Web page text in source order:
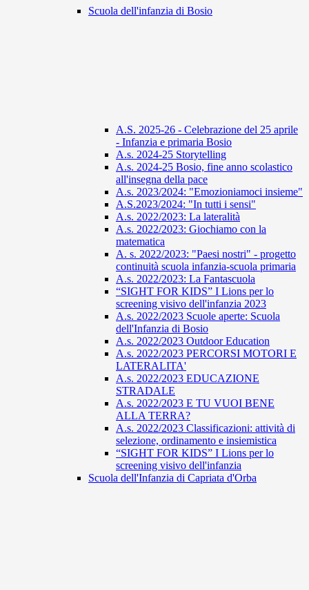
Scuola dell'infanzia di Bosio
A.S. 2025-26 - Celebrazione del 25 aprile
- Infanzia e primaria Bosio
A.s. 2024-25 Storytelling
A.s. 2024-25 Bosio, fine anno scolastico
all'insegna della pace
A.s. 2023/2024: "Emozioniamoci insieme"
A.S.2023/2024: "In tutti i sensi"
A.s. 2022/2023: La lateralità
A.s. 2022/2023: Giochiamo con la
matematica
A. s. 2022/2023: "Paesi nostri" - progetto
continuità scuola infanzia-scuola primaria
A.s. 2022/2023: La Fantascuola
“SIGHT FOR KIDS” I Lions per lo
screening visivo dell'infanzia 2023
A.s. 2022/2023 Scuole aperte: Scuola
dell'Infanzia di Bosio
A.s. 2022/2023 Outdoor Education
A.s. 2022/2023 PERCORSI MOTORI E
LATERALITA'
A.s. 2022/2023 EDUCAZIONE
STRADALE
A.s. 2022/2023 E TU VUOI BENE
ALLA TERRA?
A.s. 2022/2023 Classificazioni: attività di
selezione, ordinamento e insiemistica
“SIGHT FOR KIDS” I Lions per lo
screening visivo dell'infanzia
Scuola dell'Infanzia di Capriata d'Orba